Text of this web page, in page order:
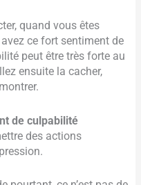
quand vous êtes
ce fort sentiment de
peut être très forte au
ensuite la cacher,
de culpabilité
des actions